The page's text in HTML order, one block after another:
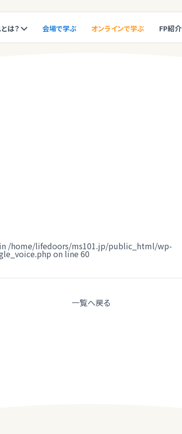
は？ 会場で学ぶ オンラインで学ぶ FP紹介
/home/lifedoors/ms101.jp/public_html/wp-
on line 60
一覧へ戻る